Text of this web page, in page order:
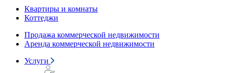
Квартиры и комнаты
Коттеджи
Продажа коммерческой недвижимости
Аренда коммерческой недвижимости
Услуги